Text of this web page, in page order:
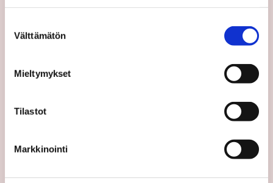
valinta
Välttämätön
Mieltymykset
Tilastot
Markkinointi
Toimipisteet
Sp-Koti Keskusyksikkö
Ajankohtaista
Vinkit